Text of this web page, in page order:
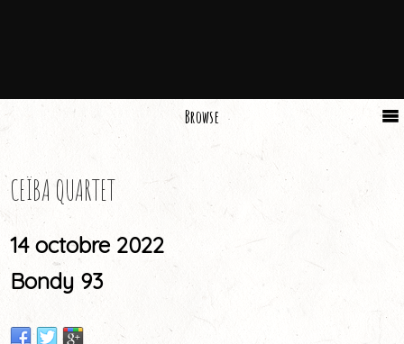
Browse
CEÏBA QUARTET
14 octobre 2022
Bondy 93